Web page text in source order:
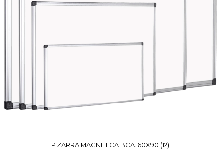
PIZARRA MAGNETICA BCA. 60X90 (12)